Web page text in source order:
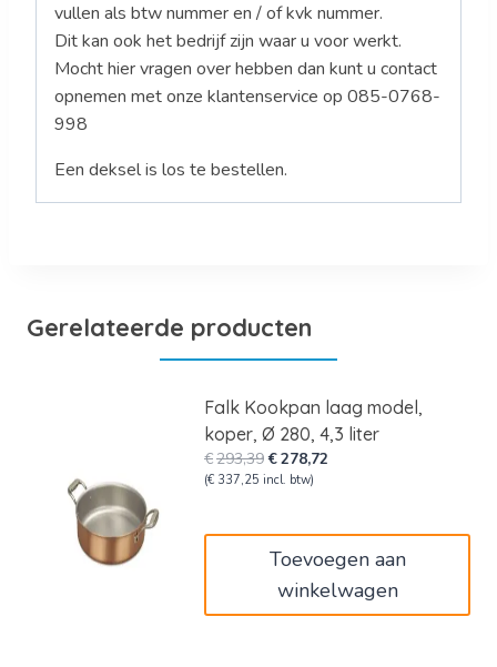
vullen als btw nummer en / of kvk nummer.
Dit kan ook het bedrijf zijn waar u voor werkt.
Mocht hier vragen over hebben dan kunt u contact
opnemen met onze klantenservice op 085-0768-
998
Een deksel is los te bestellen.
Gerelateerde producten
Falk Kookpan laag model,
koper, Ø 280, 4,3 liter
€293,39Oorspronkelijke
prijs
€278,72
(€ 337,25 incl. btw)
Toevoegen aan
winkelwagen